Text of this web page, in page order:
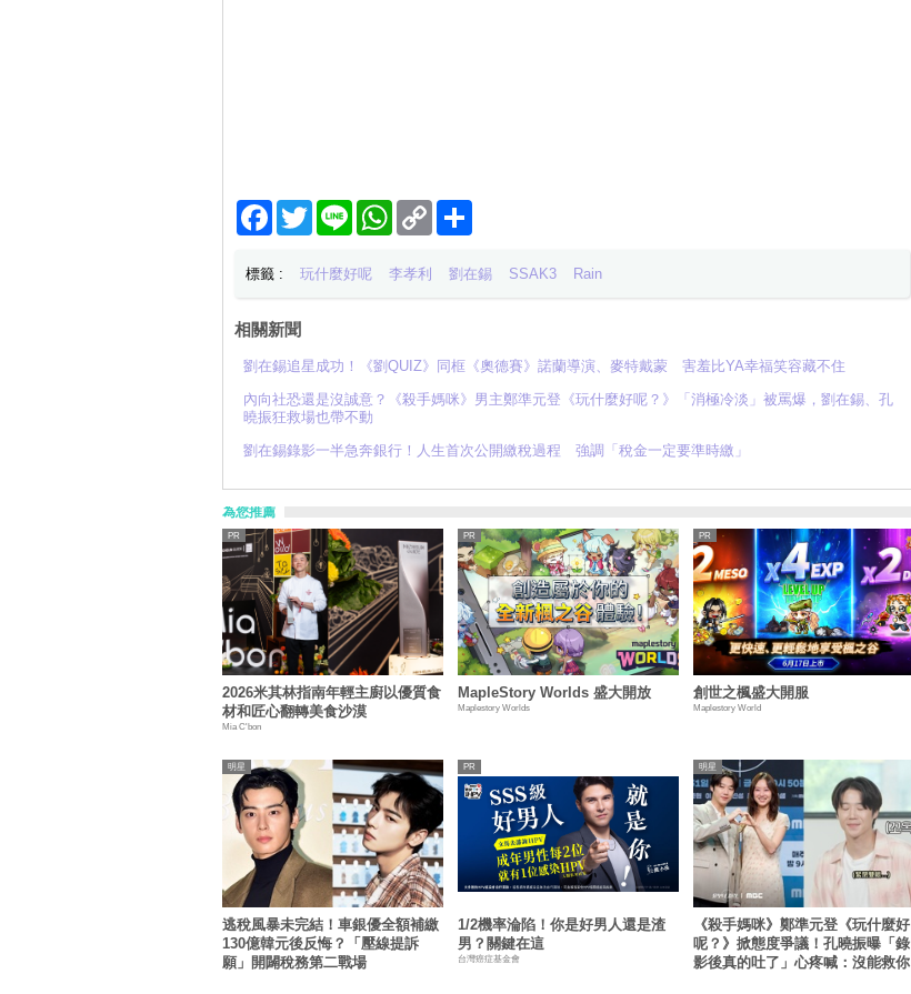
Facebook
TwitterLine WhatsApp
Copy
Link
分
標籤 : 玩什麼好呢 李孝利 劉在錫 SSAK3 Rain
相關新聞
劉在錫追星成功！《劉QUIZ》同框《奧德賽》諾蘭導演、麥特戴蒙 害羞比YA幸福笑容藏不住
內向社恐還是沒誠意？《殺手媽咪》男主鄭準元登《玩什麼好呢？》「消極冷淡」被罵爆，劉在錫、孔
曉振狂救場也帶不動
劉在錫錄影一半急奔銀行！人生首次公開繳稅過程 強調「稅金一定要準時繳」
為您推薦
2026米其林指南年輕主廚以優質食
材和匠心翻轉美食沙漠
Mia C'bon
MapleStory Worlds 盛大開放
Maplestory Worlds
創世之楓盛大開服
Maplestory World
逃稅風暴未完結！車銀優全額補繳
130億韓元後反悔？「壓線提訴
願」開闢稅務第二戰場
明星
1/2機率淪陷！你是好男人還是渣
男？關鍵在這
台灣癌症基金會
《殺手媽咪》鄭準元登《玩什麼好
呢？》掀態度爭議！孔曉振曝「錄
影後真的吐了」心疼喊：沒能救你
明星